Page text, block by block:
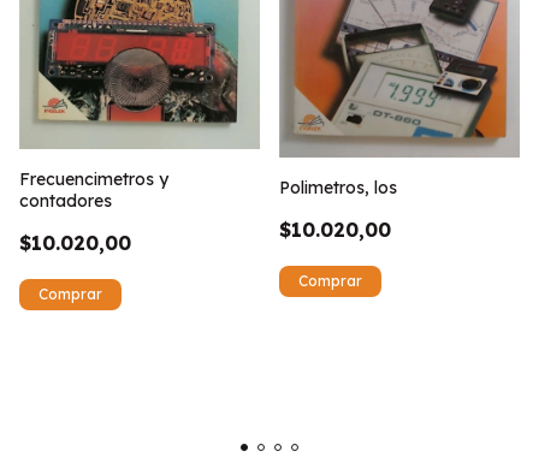
Frecuencimetros y
contadores
$10.020,00
Polimetros, los
$10.020,00